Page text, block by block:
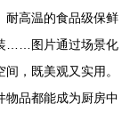
耐高温的食品级保鲜
……图片通过场景化
，既美观又实用。
物品都能成为厨房中